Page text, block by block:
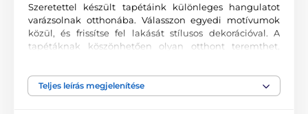
Szeretettel készült tapétáink különleges hangulatot
varázsolnak otthonába. Válasszon egyedi motívumok
közül, és frissítse fel lakását stílusos dekorációval. A
tapétáknak köszönhetően olyan otthont teremthet,
Kiváló nyomtatási minőség
Teljes leírás megjelenítése